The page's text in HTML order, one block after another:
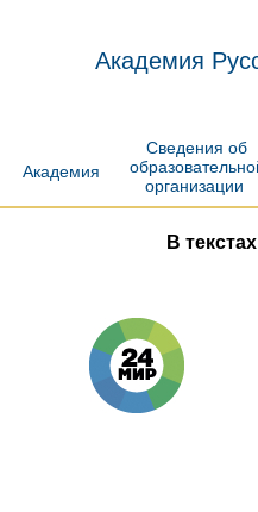
Академия
Академия
Сведения об
организации
В